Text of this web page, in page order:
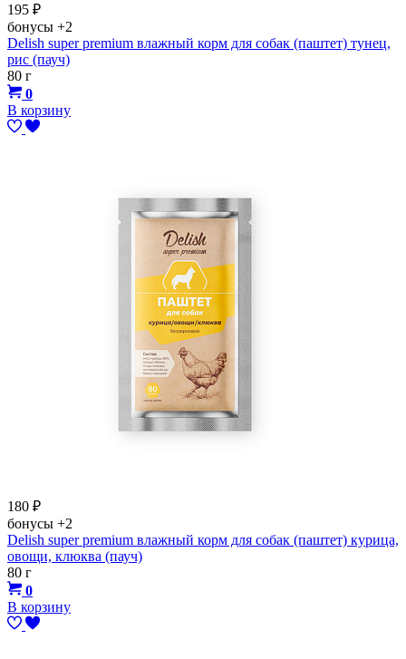
195 ₽
бонусы +2
Delish super premium влажный корм для собак (паштет) тунец,
рис (пауч)
80 г
0
В корзину
180 ₽
бонусы +2
Delish super premium влажный корм для собак (паштет) курица,
овощи, клюква (пауч)
80 г
0
В корзину